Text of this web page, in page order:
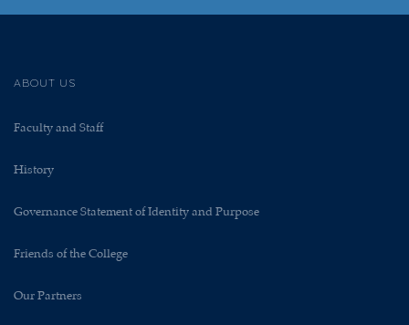
ABOUT US
Faculty and Staff
History
Governance Statement of Identity and Purpose
Friends of the College
Our Partners